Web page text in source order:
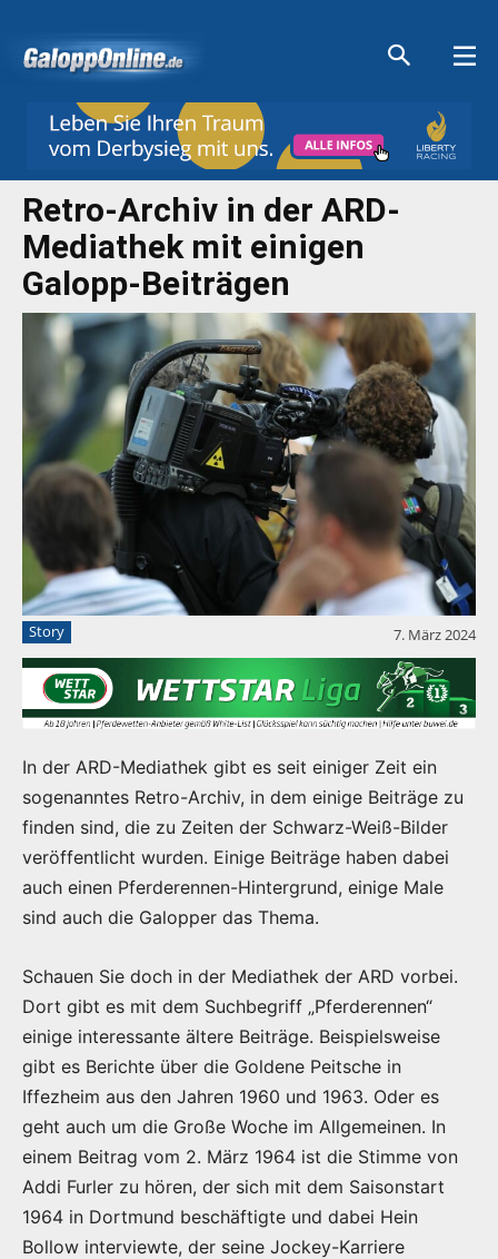
Retro-Archiv in der ARD-
Mediathek mit einigen
Galopp-Beiträgen
Story 7. März 2024
In der ARD-Mediathek gibt es seit einiger Zeit ein
sogenanntes Retro-Archiv, in dem einige Beiträge zu
finden sind, die zu Zeiten der Schwarz-Weiß-Bilder
veröffentlicht wurden. Einige Beiträge haben dabei
auch einen Pferderennen-Hintergrund, einige Male
sind auch die Galopper das Thema.
Schauen Sie doch in der Mediathek der ARD vorbei.
Dort gibt es mit dem Suchbegriff „Pferderennen“
einige interessante ältere Beiträge. Beispielsweise
gibt es Berichte über die Goldene Peitsche in
Iffezheim aus den Jahren 1960 und 1963. Oder es
geht auch um die Große Woche im Allgemeinen. In
einem Beitrag vom 2. März 1964 ist die Stimme von
Addi Furler zu hören, der sich mit dem Saisonstart
1964 in Dortmund beschäftigte und dabei Hein
Bollow interviewte, der seine Jockey-Karriere